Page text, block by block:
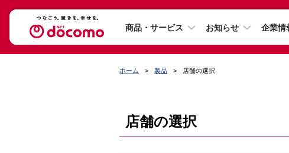
商品・サービス お知らせ 企業情
ホーム 製品 店舗の選択
店舗の選択